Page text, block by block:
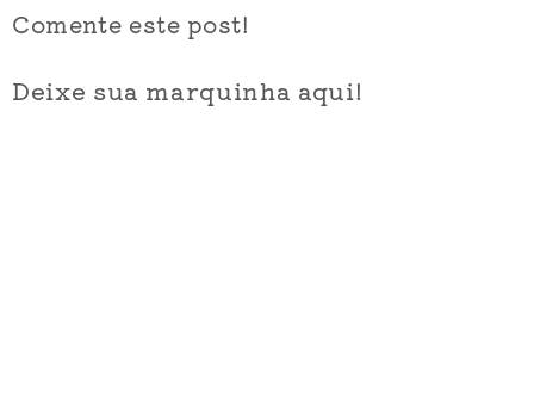
Comente este post!
Deixe sua marquinha aqui!